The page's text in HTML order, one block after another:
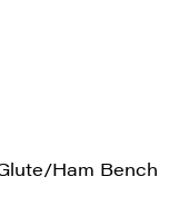
Ham Bench